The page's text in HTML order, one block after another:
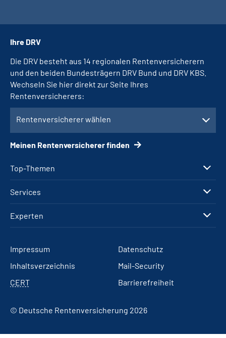
Top-Themen
Services
Experten
Ihre DRV
Die DRV besteht aus 14 regionalen Rentenversicherern
und den beiden Bundesträgern DRV Bund und DRV KBS.
Wechseln Sie hier direkt zur Seite Ihres
Rentenversicherers:
Rentenversicherer wählen
Meinen Rentenversicherer finden
Impressum
Datenschutz
Inhaltsverzeichnis
Mail-Security
CERT
Barrierefreiheit
© Deutsche Rentenversicherung 2026